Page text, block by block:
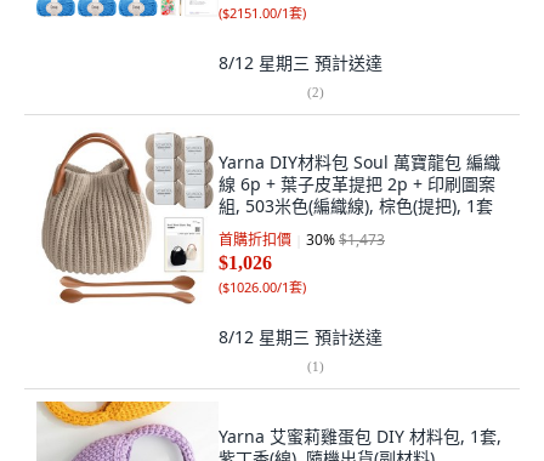
($2151.00/1套)
8/12 星期三 預計送達
(2)
Yarna DIY材料包 Soul 萬寶龍包 編織
線 6p + 葉子皮革提把 2p + 印刷圖案
組, 503米色(編織線), 棕色(提把), 1套
首購折扣價 30%$1,473
$1,026
($1026.00/1套)
8/12 星期三 預計送達
(1)
Yarna 艾蜜莉雞蛋包 DIY 材料包, 1套,